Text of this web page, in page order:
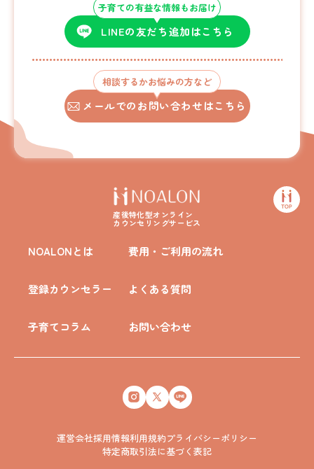
子育ての有益な情報もお届け
LINEの友だち追加はこちら
相談するかお悩みの方など
メールでのお問い合わせはこちら
産後特化型オンライン
カウンセリングサービス
NOALONとは 費用・ご利用の流れ
登録カウンセラー よくある質問
子育てコラム お問い合わせ
運営会社採用情報利用規約プライバシーポリシー
特定商取引法に基づく表記